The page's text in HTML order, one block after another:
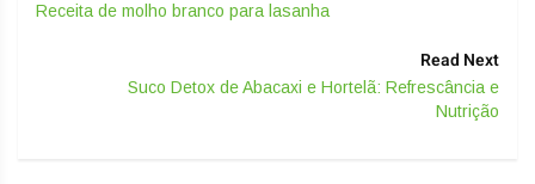
Receita de molho branco para lasanha
Read Next
Suco Detox de Abacaxi e Hortelã: Refrescância e
Nutrição